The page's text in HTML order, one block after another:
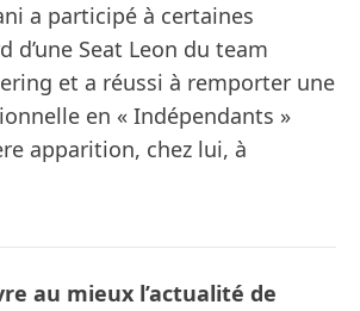
a participé à certaines
d’une Seat Leon du team
et a réussi à remporter une
en « Indépendants »
apparition, chez lui, à
au mieux l’actualité de